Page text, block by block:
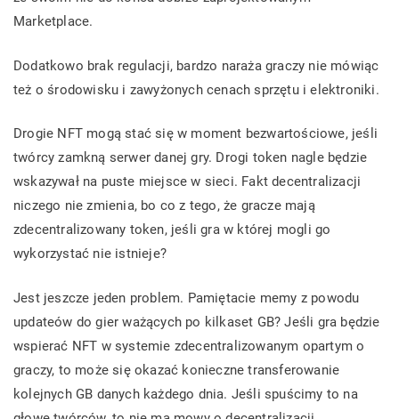
Marketplace.
Dodatkowo brak regulacji, bardzo naraża graczy nie mówiąc
też o środowisku i zawyżonych cenach sprzętu i elektroniki.
Drogie NFT mogą stać się w moment bezwartościowe, jeśli
twórcy zamkną serwer danej gry. Drogi token nagle będzie
wskazywał na puste miejsce w sieci. Fakt decentralizacji
niczego nie zmienia, bo co z tego, że gracze mają
zdecentralizowany token, jeśli gra w której mogli go
wykorzystać nie istnieje?
Jest jeszcze jeden problem. Pamiętacie memy z powodu
updateów do gier ważących po kilkaset GB? Jeśli gra będzie
wspierać NFT w systemie zdecentralizowanym opartym o
graczy, to może się okazać konieczne transferowanie
kolejnych GB danych każdego dnia. Jeśli spuścimy to na